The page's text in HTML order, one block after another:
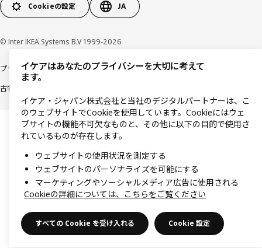
Cookieの設定 JA
© Inter IKEA Systems B.V 1999-2026
プライバシーポリシー利用規約Cookieポリシー特定商取引法に基づく表記
古物営業法に基づく表記
イケアはあなたのプライバシーを大切に考えて
ます。
イケア・ジャパン株式会社と当社のデジタルパートナーは、こ
のウェブサイトでCookieを使用しています。Cookieにはウェ
ブサイトの機能不可欠なものと、その他に以下の目的で使用さ
れているものが存在します。
ウェブサイトの使用状況を測定する
ウェブサイトのパーソナライズを可能にする
マーケティングやソーシャルメディア広告に使用される
Cookieの詳細については、こちらをご覧ください
すべての Cookie を受け入れる Cookie 設定